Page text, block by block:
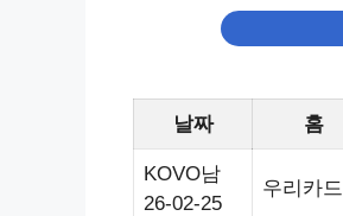
날짜 홈
KOVO남
26-02-25
우리카드